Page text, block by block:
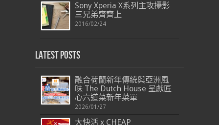
Sony Xperia X系列主攻攝影
三兄弟齊齊上
2016/02/24
Latest Posts
融合荷蘭新年傳統與亞洲風
味 The Dutch House 呈獻匠
心六道菜新年菜單
2026/01/27
大快活 x CHEAP